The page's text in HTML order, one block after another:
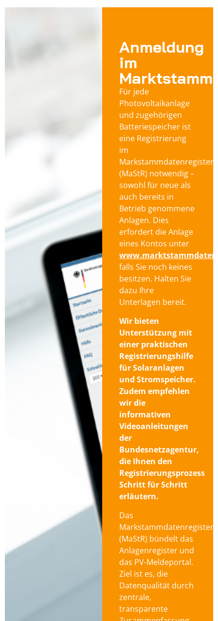
Anmeldung
im
Für jede
Photovoltaikanlage
und zugehörigen
Batteriespeicher ist
eine Registrierung
im
Markstammdatenregister
(MaStR) notwendig –
sowohl für neue als
auch bereits in
Betrieb genommene
Anlagen. Dies
erfordert die Anlage
eines Kontos unter
falls Sie noch keines
besitzen. Halten Sie
dazu Ihre
Unterlagen bereit.
Wir bieten
Unterstützung mit
einer praktischen
Registrierungshilfe
für Solaranlagen
und Stromspeicher.
Zudem empfehlen
wir die
informativen
Videoanleitungen
der
Bundesnetzagentur,
die Ihnen den
Registrierungsprozess
Schritt für Schritt
erläutern.
Das
Markstammdatenregister
(MaStR) bündelt das
Anlagenregister und
das PV-Meldeportal.
Ziel ist es, die
Datenqualität durch
zentrale,
transparente